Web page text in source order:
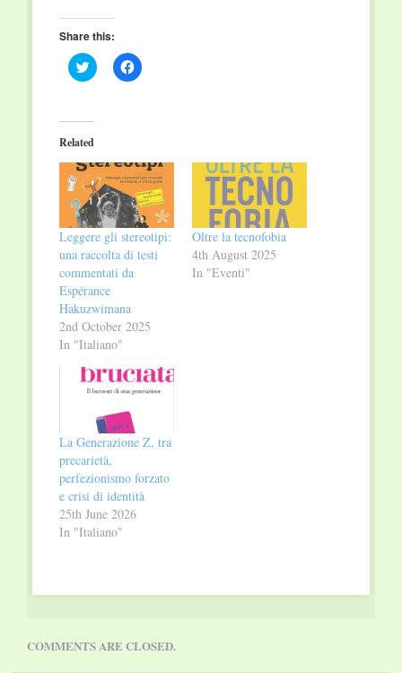
Share this:
Click
to
(Opens
in
new
Click
to
Related
Leggere gli stereotipi:
una raccolta di testi
commentati da
Espérance
Hakuzwimana
2nd October 2025
In "Italiano"
Oltre la tecnofobia
4th August 2025
In "Eventi"
La Generazione Z, tra
precarietà,
perfezionismo forzato
e crisi di identità
25th June 2026
In "Italiano"
COMMENTS ARE CLOSED.